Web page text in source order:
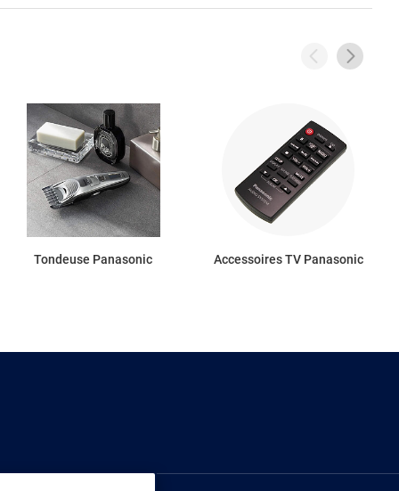
Tondeuse Panasonic Accessoires TV Panasonic